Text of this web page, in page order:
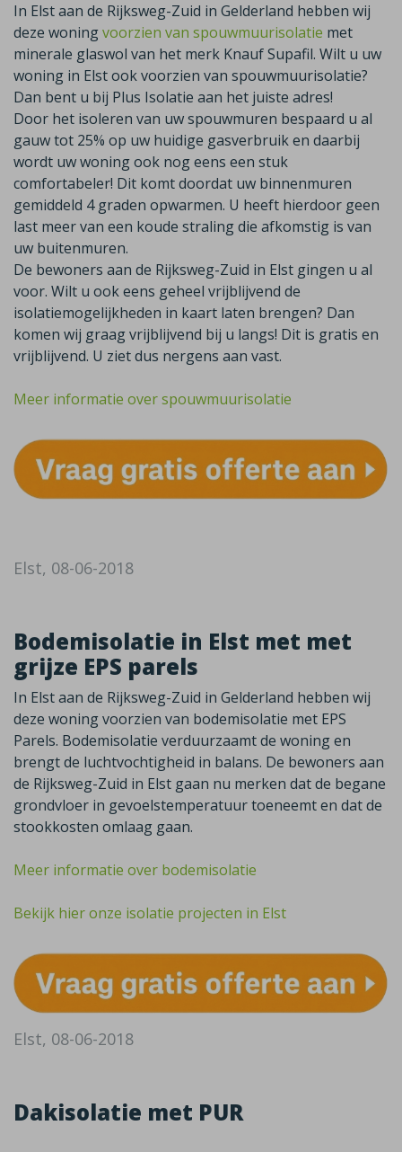
In Elst aan de Rijksweg-Zuid in Gelderland hebben wij
deze woningvoorzien van spouwmuurisolatie met
minerale glaswol van het merk Knauf Supafil. Wilt u uw
woning in Elst ook voorzien van spouwmuurisolatie?
Dan bent u bij Plus Isolatie aan het juiste adres!
Door het isoleren van uw spouwmuren bespaard u al
gauw tot 25% op uw huidige gasverbruik en daarbij
wordt uw woning ook nog eens een stuk
comfortabeler! Dit komt doordat uw binnenmuren
gemiddeld 4 graden opwarmen. U heeft hierdoor geen
last meer van een koude straling die afkomstig is van
uw buitenmuren.
De bewoners aan de Rijksweg-Zuid in Elst gingen u al
voor. Wilt u ook eens geheel vrijblijvend de
isolatiemogelijkheden in kaart laten brengen? Dan
komen wij graag vrijblijvend bij u langs! Dit is gratis en
vrijblijvend. U ziet dus nergens aan vast.
Meer informatie over spouwmuurisolatie
Elst, 08-06-2018
Bodemisolatie in Elst met met
grijze EPS parels
In Elst aan de Rijksweg-Zuid in Gelderland hebben wij
deze woning voorzien van bodemisolatie met EPS
Parels. Bodemisolatie verduurzaamt de woning en
brengt de luchtvochtigheid in balans. De bewoners aan
de Rijksweg-Zuid in Elst gaan nu merken dat de begane
grondvloer in gevoelstemperatuur toeneemt en dat de
stookkosten omlaag gaan.
Meer informatie over bodemisolatie
Bekijk hier onze isolatie projecten in Elst
Elst, 08-06-2018
Dakisolatie met PUR